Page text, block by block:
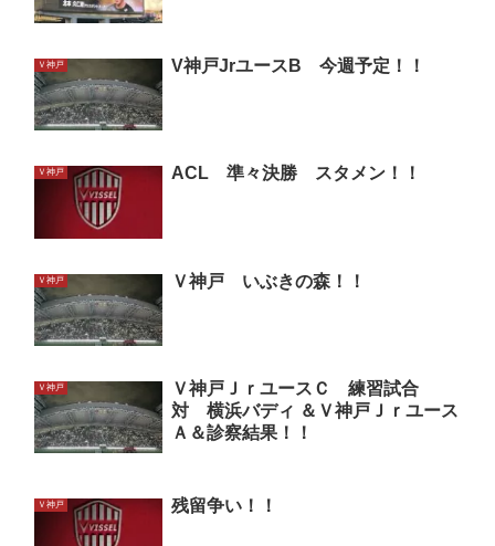
Ｖ神戸 V神戸JrユースB 今週予定！！
Ｖ神戸 ACL 準々決勝 スタメン！！
Ｖ神戸 Ｖ神戸 いぶきの森！！
Ｖ神戸
Ｖ神戸ＪｒユースＣ 練習試合
対 横浜バディ ＆Ｖ神戸Ｊｒユース
Ａ＆診察結果！！
Ｖ神戸 残留争い！！